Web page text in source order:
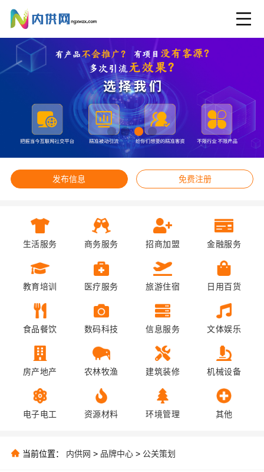
发布信息 免费注册
生活服务 商务服务 招商加盟 金融服务
教育培训 医疗服务 旅游住宿 日用百货
食品餐饮 数码科技 信息服务 文体娱乐
房产地产 农林牧渔 建筑装修 机械设备
电子电工 资源材料 环境管理 其他
当前位置： 内供网 > 品牌中心 > 公关策划